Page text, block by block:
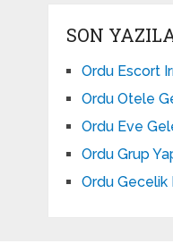
SON
Ordu Escort
Ordu Otele
Ordu Eve
Ordu Grup
Ordu Gecelik